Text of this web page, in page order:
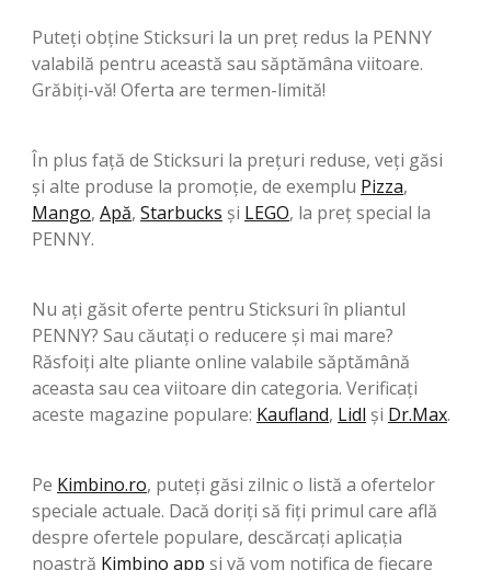
Puteți obține Sticksuri la un preț redus la PENNY
valabilă pentru această sau săptămâna viitoare.
Grăbiți-vă! Oferta are termen-limită!
În plus față de Sticksuri la prețuri reduse, veți găsi
și alte produse la promoție, de exemplu Pizza,
Mango, Apă, Starbucks şi LEGO, la preț special la
PENNY.
Nu ați găsit oferte pentru Sticksuri în pliantul
PENNY? Sau căutați o reducere și mai mare?
Răsfoiți alte pliante online valabile săptămână
aceasta sau cea viitoare din categoria. Verificați
aceste magazine populare: Kaufland, Lidl şi Dr.Max.
Pe Kimbino.ro, puteți găsi zilnic o listă a ofertelor
speciale actuale. Dacă doriți să fiți primul care află
despre ofertele populare, descărcați aplicația
noastră Kimbino app și vă vom notifica de fiecare